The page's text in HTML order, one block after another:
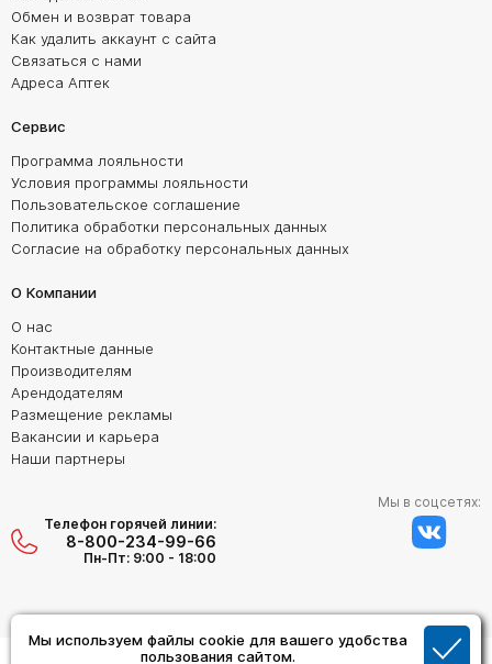
Мы используем файлы cookie для вашего удобства
пользования сайтом.
Обмен и возврат товара
Как удалить аккаунт с сайта
Связаться с нами
Адреса Аптек
Сервис
Программа лояльности
Условия программы лояльности
Пользовательское соглашение
Политика обработки персональных данных
Согласие на обработку персональных данных
О Компании
О нас
Контактные данные
Производителям
Арендодателям
Размещение рекламы
Вакансии и карьера
Наши партнеры
Телефон горячей линии:
8-800-234-99-66
Пн-Пт: 9:00 - 18:00
Мы в соцсетях: